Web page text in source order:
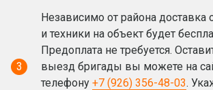
3
Независимо от района доставка
и техники на объект будет
Предоплата не требуется.
выезд бригады вы можете на
телефону +7 (926) 356-48-03.